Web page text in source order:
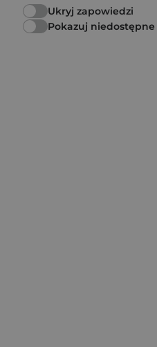
Ukryj zapowiedzi
Pokazuj niedostępne